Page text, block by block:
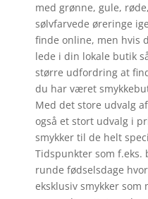
med grønne, gule,
sølvfarvede øreringe
finde online, men hvis
lede i din lokale butik
større udfordring at
du har været
Med det store udvalg
også et stort udvalg i
smykker til de helt
Tidspunkter som
runde fødselsdage
eksklusiv smykker